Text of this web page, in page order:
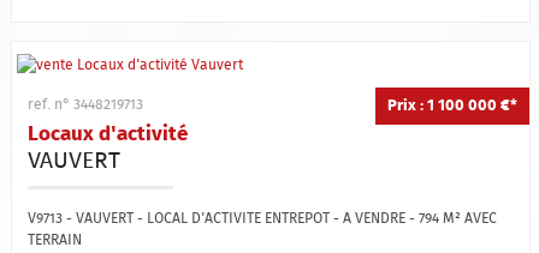
Prix : 1 100 000 €*
ref. n° 3448219713
Locaux d'activité
VAUVERT
V9713 - VAUVERT - LOCAL D'ACTIVITE ENTREPOT - A VENDRE - 794 M² AVEC
TERRAIN